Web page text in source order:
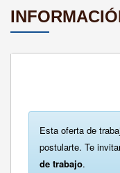
Esta oferta de
postularte. Te
de trabajo.